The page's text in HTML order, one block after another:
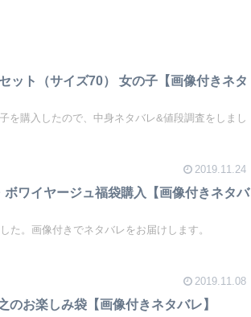
ット（サイズ70） 女の子【画像付きネタ
を購入したので、中身ネタバレ&値段調査をしまし
2019.11.24
ボワイヤージュ福袋購入【画像付きネタバ
た。画像付きでネタバレをお届けします。
2019.11.08
のお楽しみ袋【画像付きネタバレ】